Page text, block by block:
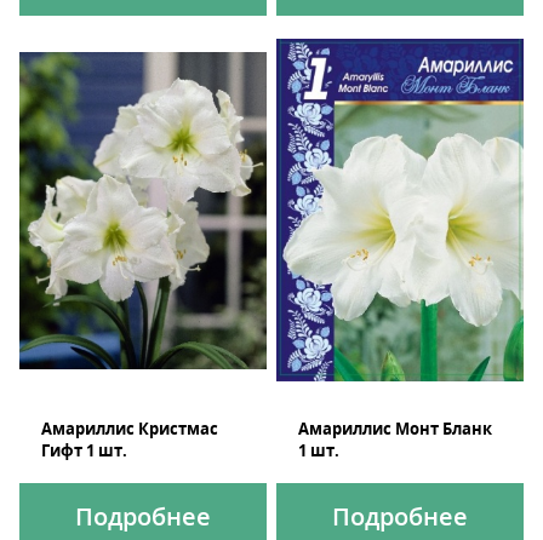
Амариллис Кристмас
Гифт 1 шт.
Подробнее
Амариллис Монт Бланк
1 шт.
Подробнее